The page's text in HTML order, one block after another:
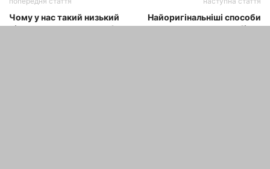
Чому у нас такий низький
рівень життя населення?
Найоригінальніші способи
заробітку